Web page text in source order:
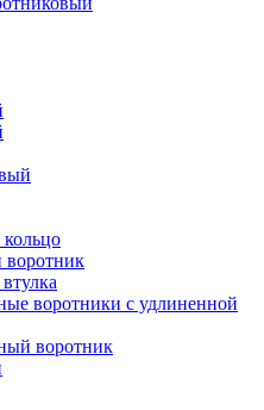
воротник
воротники с удлиненной
воротник